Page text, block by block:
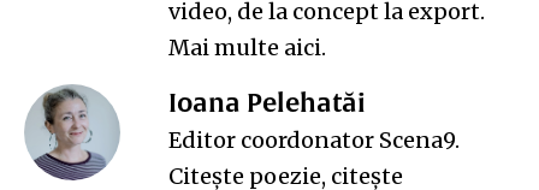
video, de la concept la export.
Mai multe aici.
Ioana Pelehatăi
Editor coordonator Scena9.
Citește poezie, citește